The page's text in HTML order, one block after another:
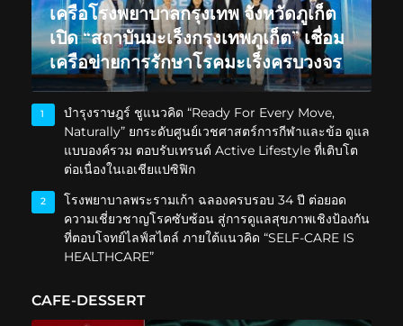
เครือโรงพยาบาลกรุงเทพ จังหวัดภูเก็ต
เปิด “สถาบันมะเร็งกรุงเทพภูเก็ต” เชื่อม
เครือข่ายการรักษาโรคมะเร็งครบวงจร
1
บำรุงราษฎร์ ชูแนวคิด “Ready For Every Move,
Naturally” ยกระดับศูนย์เวชศาสตร์การกีฬาและข้อ ดูแล
แบบองค์รวม ตอบรับเทรนด์ Active Lifestyle ที่เติบโต
ต่อเนื่องในเอเชียแปซิฟิก
2
โรงพยาบาลพระรามเก้า ฉลองครบรอบ 34 ปี ต่อยอด
ความเชี่ยวชาญโรคซับซ้อน สู่การดูแลสุขภาพเชิงป้องกัน
ที่ตอบโจทย์ไลฟ์สไตล์ ภายใต้แนวคิด “SELF-CARE IS
HEALTHCARE”
CAFE-DESSERT